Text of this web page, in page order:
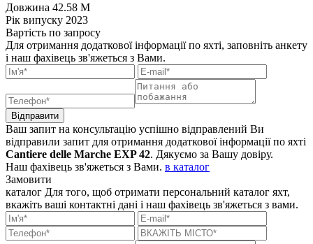
Довжина 42.58 M
Рік випуску 2023
Вартість по запросу
Для отримання додаткової інформації по яхті, заповніть анкету
і наш фахівець зв'яжеться з Вами.
Відправити
Ваш запит на консультацію успішно відправлений Ви
відправили запит для отримання додаткової інформації по яхті
Cantiere delle Marche EXP 42. Дякуємо за Вашу довіру.
Наш фахівець зв'яжеться з Вами. в каталог
Замовити
каталог Для того, щоб отримати персональний каталог яхт,
вкажіть ваші контактні дані і наш фахівець зв'яжеться з вами.